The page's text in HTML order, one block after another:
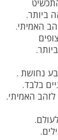
ביותר.
האמיתי.
נחושת .
בלבד.